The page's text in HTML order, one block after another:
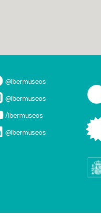
@ibermuseos
@ibermuseos
/ibermuseos
@ibermuseos